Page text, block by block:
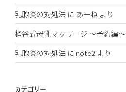
乳腺炎の対処法 に あーね より
桶谷式母乳マッサージ 〜予約編〜
乳腺炎の対処法 に note2 より
カテゴリー